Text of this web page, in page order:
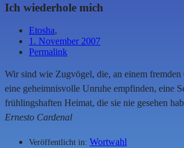
Ich wiederhole mich
Etosha,
1. November 2007
Permalink
Wir sind wie Zugvögel, die, an einem fremden
eine geheimnisvolle Unruhe empfinden, eine
frühlingshaften Heimat, die sie nie gesehen
Ernesto Cardenal
Veröffentlicht in: Wortwahl